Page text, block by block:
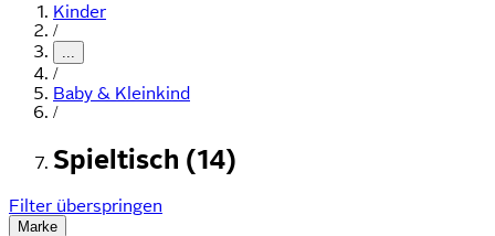
Kinder
/
...
/
Baby & Kleinkind
/
Spieltisch (14)
Filter überspringen
Marke